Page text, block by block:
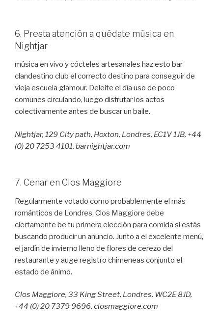
6. Presta atención a quédate música en
Nightjar
música en vivo y cócteles artesanales haz esto bar
clandestino club el correcto destino para conseguir de
vieja escuela glamour. Deleite el día uso de poco
comunes circulando, luego disfrutar los actos
colectivamente antes de buscar un baile.
Nightjar, 129 City path, Hoxton, Londres, EC1V 1JB, +44
(0) 20 7253 4101, barnightjar.com
7. Cenar en Clos Maggiore
Regularmente votado como probablemente el más
románticos de Londres, Clos Maggiore debe
ciertamente be tu primera elección para comida si estás
buscando producir un anuncio. Junto a el excelente menú,
el jardín de invierno lleno de flores de cerezo del
restaurante y auge registro chimeneas conjunto el
estado de ánimo.
Clos Maggiore, 33 King Street, Londres, WC2E 8JD,
+44 (0) 20 7379 9696, closmaggiore.com